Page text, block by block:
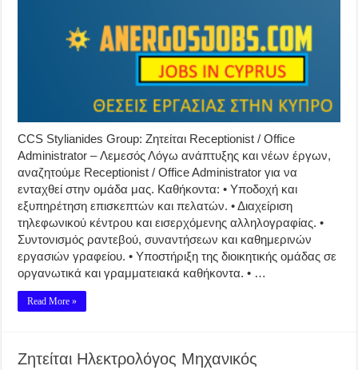
CCS Stylianides Group: Ζητείται Receptionist / Office
Administrator – Λεμεσός Λόγω ανάπτυξης και νέων έργων,
αναζητούμε Receptionist / Office Administrator για να
ενταχθεί στην ομάδα μας. Καθήκοντα: • Υποδοχή και
εξυπηρέτηση επισκεπτών και πελατών. • Διαχείριση
τηλεφωνικού κέντρου και εισερχόμενης αλληλογραφίας. •
Συντονισμός ραντεβού, συναντήσεων και καθημερινών
εργασιών γραφείου. • Υποστήριξη της διοικητικής ομάδας σε
οργανωτικά και γραμματειακά καθήκοντα. • …
Read More »
Ζητείται Ηλεκτρολόγος Μηχανικός